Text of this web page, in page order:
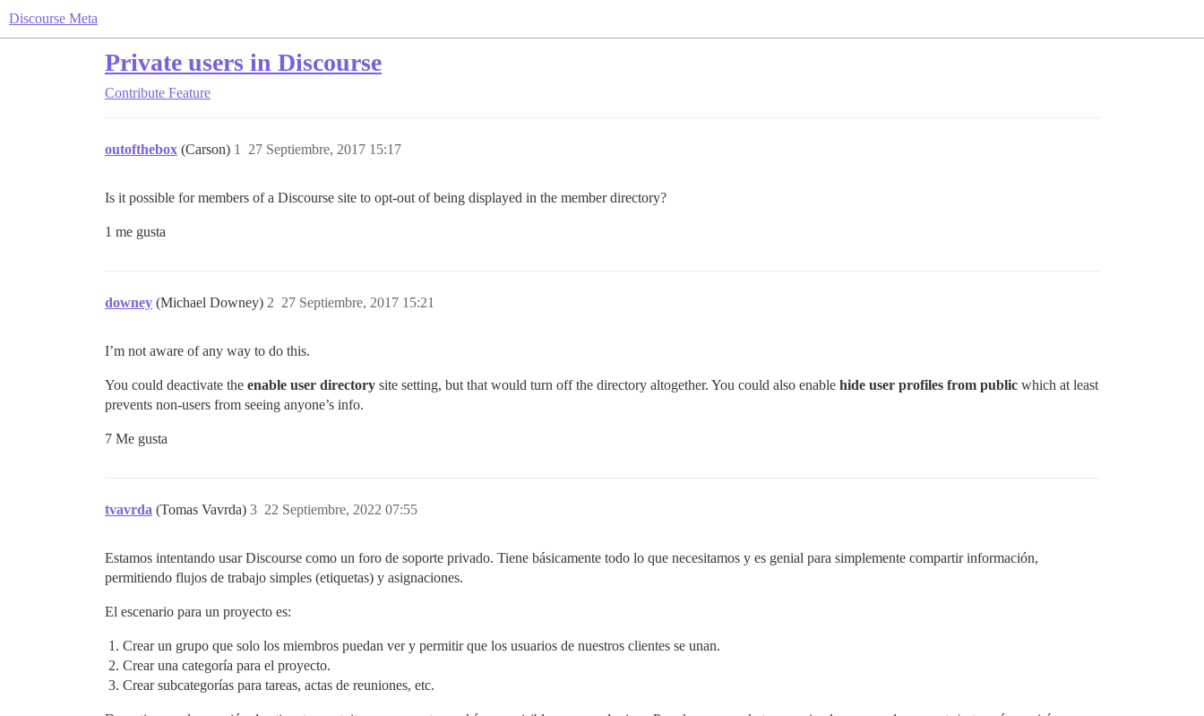
Discourse Meta
Private users in Discourse
Contribute Feature
outofthebox (Carson) 27 Septiembre, 2017 15:17
1
Is it possible for members of a Discourse site to opt-out of being displayed in the member directory?
1 me gusta
downey (Michael Downey) 27 Septiembre, 2017 15:21
2
I’m not aware of any way to do this.
You could deactivate the enable user directory site setting, but that would turn off the directory altogether. You could also enable hide user profiles from public which at least
prevents non-users from seeing anyone’s info.
7 Me gusta
tvavrda (Tomas Vavrda) 22 Septiembre, 2022 07:55
3
Estamos intentando usar Discourse como un foro de soporte privado. Tiene básicamente todo lo que necesitamos y es genial para simplemente compartir información,
permitiendo flujos de trabajo simples (etiquetas) y asignaciones.
El escenario para un proyecto es:
Crear un grupo que solo los miembros puedan ver y permitir que los usuarios de nuestros clientes se unan.
Crear una categoría para el proyecto.
Crear subcategorías para tareas, actas de reuniones, etc.